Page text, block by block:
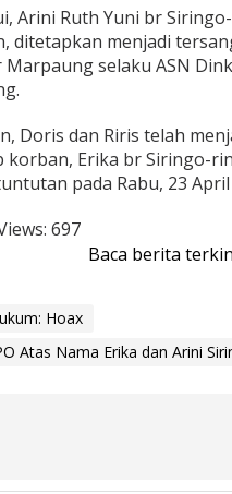
x Arini Ruth Yuni br
ditetapkan menjadi
Marpaung selaku ASN
Doris dan Riris telah
korban, Erika br Siringo-
pada Rabu, 23
697
Baca berita
Hoax
Atas Nama Erika dan Arini